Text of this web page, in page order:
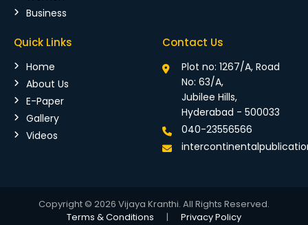
Business
Quick Links
Home
About Us
E-Paper
Gallery
Videos
Contact Us
Plot no: 1267/A, Road
No: 63/A,
Jubilee Hills,
Hyderabad - 500033
040-23556566
Copyright © 2026 Vijaya Kranthi. All Rights Reserved.
Terms & Conditions
| Privacy Policy